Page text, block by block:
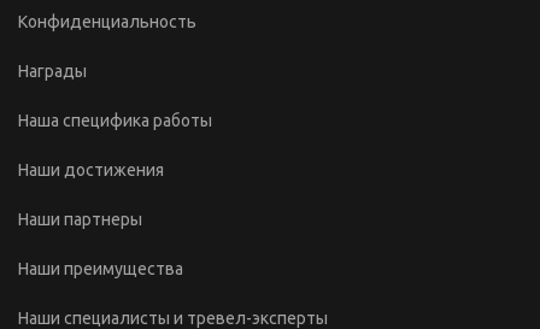
Конфиденциальность
Награды
Наша специфика работы
Наши достижения
Наши партнеры
Наши преимущества
Наши специалисты и тревел-эксперты